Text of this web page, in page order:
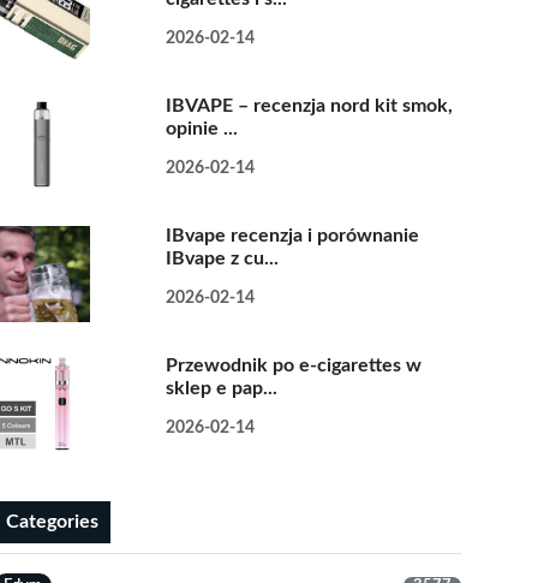
2026-02-14
IBVAPE – recenzja nord kit smok,
opinie ...
2026-02-14
IBvape recenzja i porównanie
IBvape z cu...
2026-02-14
Przewodnik po e-cigarettes w
sklep e pap...
2026-02-14
Categories